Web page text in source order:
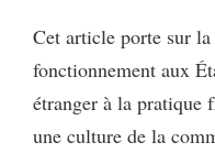
Cet article porte sur
fonctionnement aux
étranger à la pratique
une culture de la